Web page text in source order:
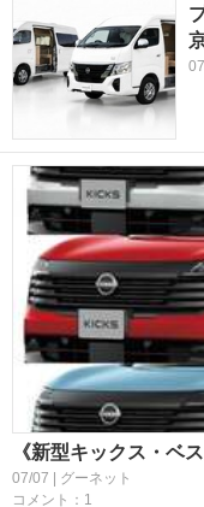
《新型キックス・ベ
07/07 | グーネット
コメント：1